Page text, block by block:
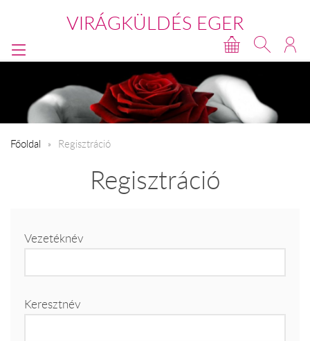
VIRÁGKÜLDÉS EGER
Főoldal Regisztráció
Regisztráció
Vezetéknév
Keresztnév